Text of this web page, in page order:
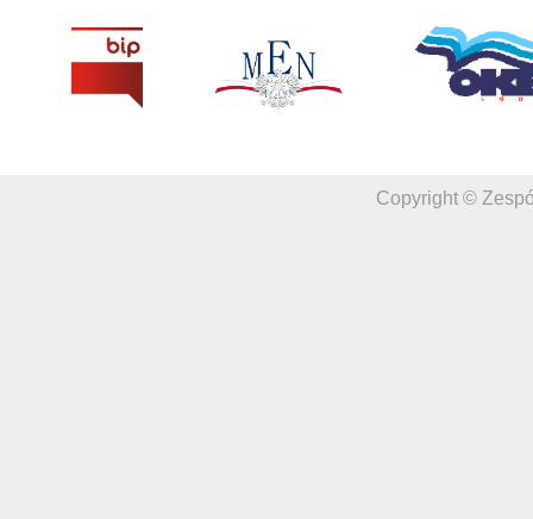
Copyright ©